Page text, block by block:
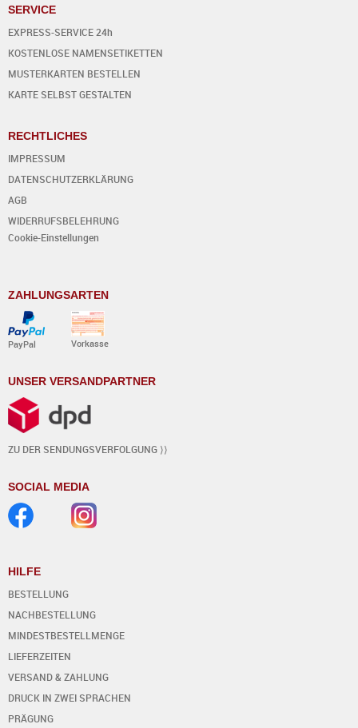
SERVICE
EXPRESS-SERVICE 24h
KOSTENLOSE NAMENSETIKETTEN
MUSTERKARTEN BESTELLEN
KARTE SELBST GESTALTEN
RECHTLICHES
IMPRESSUM
DATENSCHUTZERKLÄRUNG
AGB
WIDERRUFSBELEHRUNG
Cookie-Einstellungen
ZAHLUNGSARTEN
PayPal Vorkasse
UNSER VERSANDPARTNER
ZU DER SENDUNGSVERFOLGUNG ⟩⟩
SOCIAL MEDIA
HILFE
BESTELLUNG
NACHBESTELLUNG
MINDESTBESTELLMENGE
LIEFERZEITEN
VERSAND & ZAHLUNG
DRUCK IN ZWEI SPRACHEN
PRÄGUNG